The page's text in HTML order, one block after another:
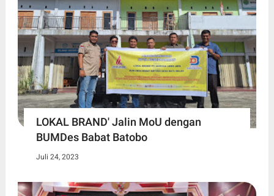
LOKAL BRAND' Jalin MoU dengan
BUMDes Babat Batobo
Juli 24, 2023